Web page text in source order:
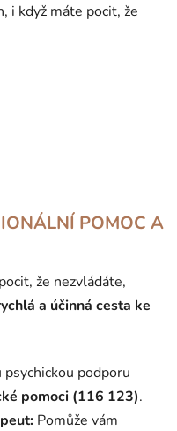
i když máte pocit, že
POMOC A
že nezvládáte,
a účinná cesta ke
podporu
pomoci (116 123).
Pomůže vám